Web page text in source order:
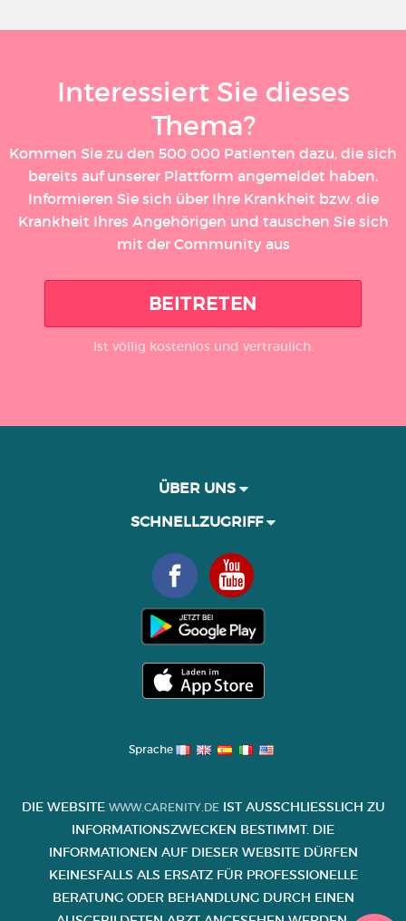
Interessiert Sie dieses
Thema?
Kommen Sie zu den 500 000 Patienten dazu, die sich
bereits auf unserer Plattform angemeldet haben.
Informieren Sie sich über Ihre Krankheit bzw. die
Krankheit Ihres Angehörigen und tauschen Sie sich
mit der Community aus
BEITRETEN
Ist völlig kostenlos und vertraulich.
ÜBER UNS
SCHNELLZUGRIFF
Sprache
DIE WEBSITE WWW.CARENITY.DEIST AUSSCHLIESSLICH ZU I
NFORMATIONSZWECKEN BESTIMMT. DIE I
NFORMATIONEN AUF DIESER WEBSITE DÜRFEN K
EINESFALLS ALS ERSATZ FÜR PROFESSIONELLE B
ERATUNG ODER BEHANDLUNG DURCH EINEN A